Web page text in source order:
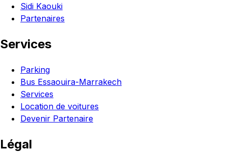
Sidi Kaouki
Partenaires
Services
Parking
Bus Essaouira-Marrakech
Services
Location de voitures
Devenir Partenaire
Légal